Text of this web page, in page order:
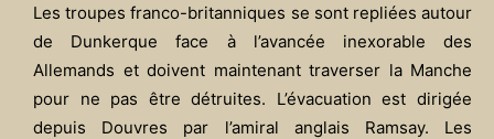
Les troupes franco-britanniques se sont repliées autour
de Dunkerque face à l’avancée inexorable des
Allemands et doivent maintenant traverser la Manche
pour ne pas être détruites. L’évacuation est dirigée
depuis Douvres par l’amiral anglais Ramsay. Les